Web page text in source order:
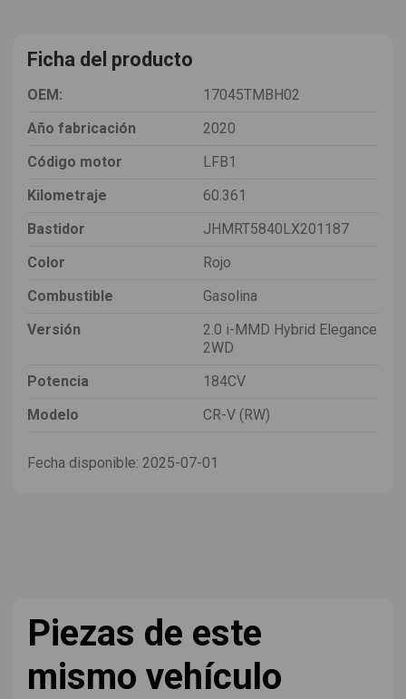
Ficha del producto
OEM:
17045TMBH02
Año fabricación
2020
Código motor
LFB1
Kilometraje
60.361
Bastidor
JHMRT5840LX201187
Color
Rojo
Combustible
Gasolina
Versión
2.0 i-MMD Hybrid Elegance
2WD
Potencia
184CV
Modelo
CR-V (RW)
Fecha disponible: 2025-07-01
Piezas de este
mismo vehículo